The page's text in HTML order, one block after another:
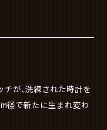
が、洗練された時計を
径で新たに生まれ変わ